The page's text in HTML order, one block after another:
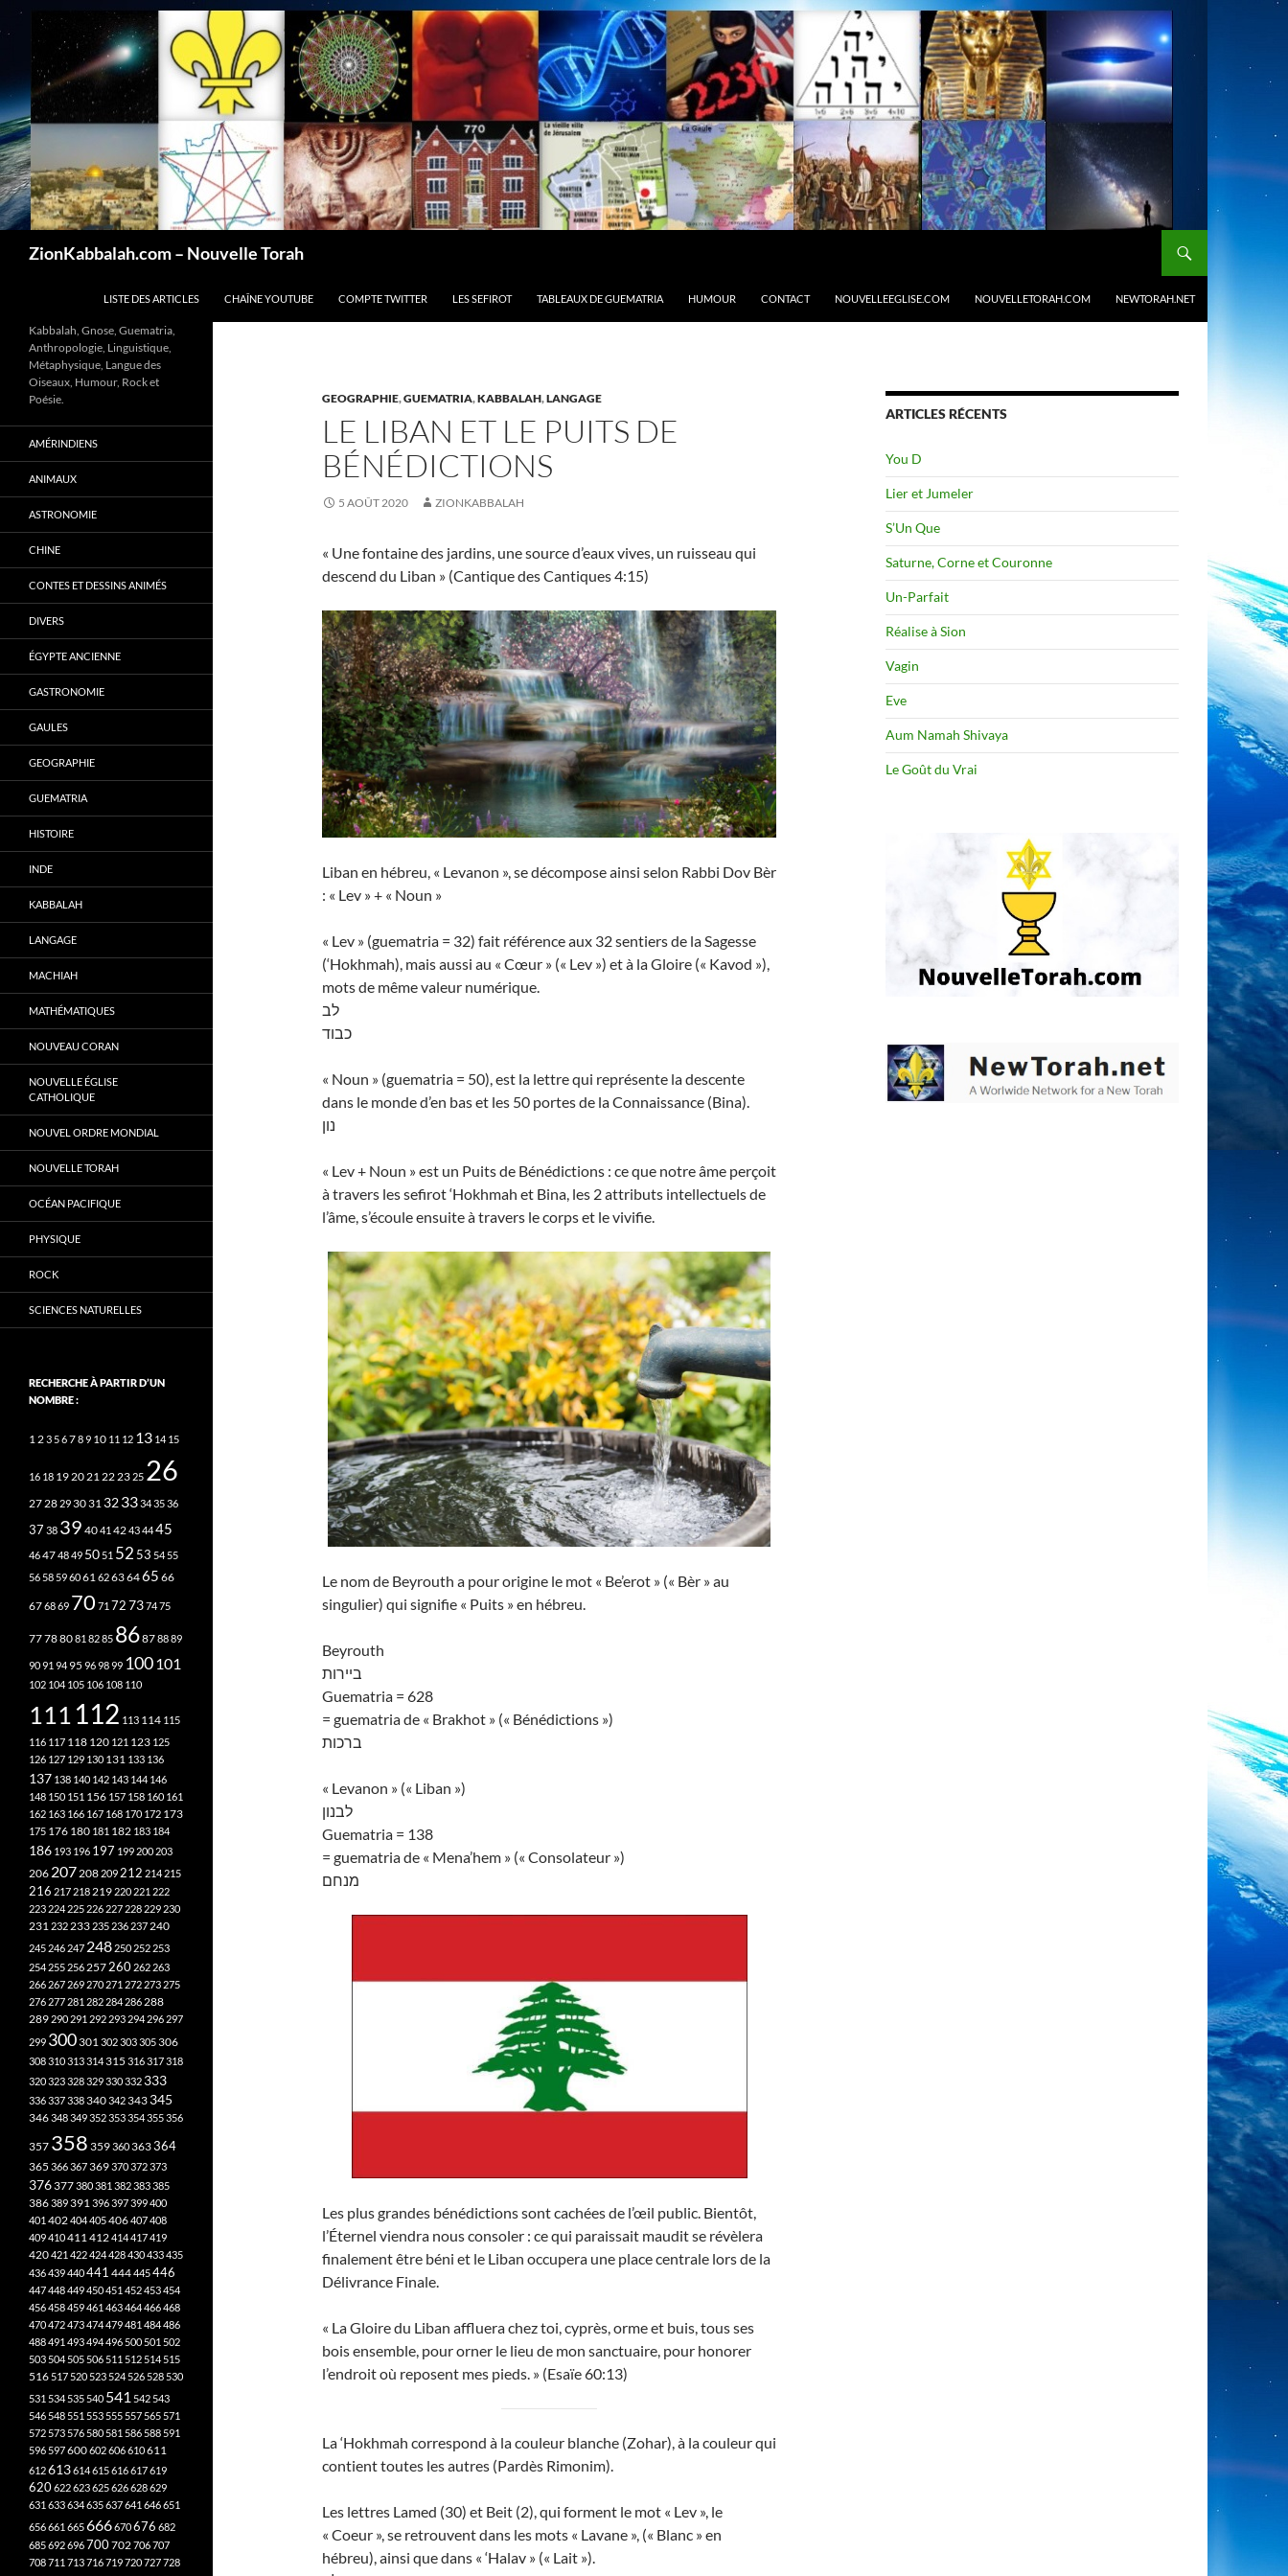
ZionKabbalah.com – Nouvelle Torah
LISTE DES ARTICLES
CHAÎNE YOUTUBE COMPTE TWITTER LES SEFIROT TABLEAUX DE GUEMATRIA HUMOUR CONTACT NOUVELLEEGLISE.COM NOUVELLETORAH.COM NEWTORAH.NET
GEOGRAPHIE,GUEMATRIA,KABBALAH,LANGAGE
LE LIBAN ET LE PUITS DE
BÉNÉDICTIONS
5 AOÛT 2020 ZIONKABBALAH
« Une fontaine des jardins, une source d’eaux vives, un ruisseau qui
descend du Liban » (Cantique des Cantiques 4:15)
Liban en hébreu, « Levanon », se décompose ainsi selon Rabbi Dov Bèr
: « Lev » + « Noun »
« Lev » (guematria = 32) fait référence aux 32 sentiers de la Sagesse
(‘Hokhmah), mais aussi au « Cœur » (« Lev ») et à la Gloire (« Kavod »),
mots de même valeur numérique.
לב
כבוד
« Noun » (guematria = 50), est la lettre qui représente la descente
dans le monde d’en bas et les 50 portes de la Connaissance (Bina).
נון
« Lev + Noun » est un Puits de Bénédictions : ce que notre âme perçoit
à travers les sefirot ‘Hokhmah et Bina, les 2 attributs intellectuels de
l’âme, s’écoule ensuite à travers le corps et le vivifie.
Le nom de Beyrouth a pour origine le mot « Be’erot » (« Bèr » au
singulier) qui signifie « Puits » en hébreu.
Beyrouth
ביירות
Guematria = 628
= guematria de « Brakhot » (« Bénédictions »)
ברכות
« Levanon » (« Liban »)
לבנון
Guematria = 138
= guematria de « Mena’hem » (« Consolateur »)
מנחם
Les plus grandes bénédictions sont cachées de l’œil public. Bientôt,
l’Éternel viendra nous consoler : ce qui paraissait maudit se révèlera
finalement être béni et le Liban occupera une place centrale lors de la
Délivrance Finale.
« La Gloire du Liban affluera chez toi, cyprès, orme et buis, tous ses
bois ensemble, pour orner le lieu de mon sanctuaire, pour honorer
l’endroit où reposent mes pieds. » (Esaïe 60:13)
La ‘Hokhmah correspond à la couleur blanche (Zohar), à la couleur qui
contient toutes les autres (Pardès Rimonim).
Les lettres Lamed (30) et Beit (2), qui forment le mot « Lev », le
« Coeur », se retrouvent dans les mots « Lavane », (« Blanc » en
hébreu), ainsi que dans « ‘Halav » (« Lait »).
ARTICLES RÉCENTS
You D
Lier et Jumeler
S’Un Que
Saturne, Corne et Couronne
Un-Parfait
Réalise à Sion
Vagin
Eve
Aum Namah Shivaya
Le Goût du Vrai
Kabbalah, Gnose, Guematria,
Anthropologie, Linguistique,
Métaphysique, Langue des
Oiseaux, Humour, Rock et
Poésie.
AMÉRINDIENS
ANIMAUX
ASTRONOMIE
CHINE
CONTES ET DESSINS ANIMÉS
DIVERS
ÉGYPTE ANCIENNE
GASTRONOMIE
GAULES
GEOGRAPHIE
GUEMATRIA
HISTOIRE
INDE
KABBALAH
LANGAGE
MACHIAH
MATHÉMATIQUES
NOUVEAU CORAN
NOUVELLE ÉGLISE
CATHOLIQUE
NOUVEL ORDRE MONDIAL
NOUVELLE TORAH
OCÉAN PACIFIQUE
PHYSIQUE
ROCK
SCIENCES NATURELLES
RECHERCHE À PARTIR D’UN
NOMBRE :
1 23 56789 10 11 12 13 14 15
16 18 1920212223 25 26
27 28 293031 3233343536
37 38 39 4041 42434445
46474849 50 51 52 53 54 55
56 58 596061 62636465 66
676869 70 71 72737475
77788081 8285 86878889
9091 94 95 969899 100101
102 104 105 106 108 110
111 112 113 114 115
116 117 118 120 121 123 125
126 127 129 130 131 133 136
137 138 140 142 143 144 146
148 150 151 156 157 158 160 161
162 163 166 167 168 170 172 173
175 176 180 181 182 183 184
186 193 196 197 199 200 203
206 207 208 209 212 214 215
216 217 218219 220 221 222
223 224 225 226 227 228 229 230
231 232 233 235 236 237240
245 246 247248 250 252 253
254 255 256257 260 262 263
266 267 269 270 271 272 273 275
276 277 281 282 284 286 288
289 290 291 292 293 294 296 297
299 300301302303305306
308310313314315 316317318
320323328329330332 333
336337338340342343 345
346348349352353354355356
357 358 359360363364
365 366367369370372373
376377380381 382383385
386389391396397399400
401 402404405406407408
409410411 412414417419
420421 422424428430433435
436439440441 444445446
447448449450451 452453454
456458459461 463464466468
470472473474479481 484486
488491 493494496 500 501 502
503 504 505 506 511 512 514 515
516 517 520 523 524 526 528 530
531 534 535 540 541 542 543
546 548 551 553 555 557 565 571
572 573 576 580 581 586 588 591
596 597600602606610611
612613614615616617619
620622623625626628629
631 633634635637641 646651
656661 665666670676 682
685692696700702706707
708711 713716719720727728